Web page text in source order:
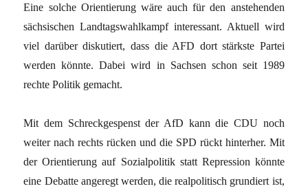
Eine solche Orientierung wäre auch für den anstehenden
sächsischen Landtagswahlkampf interessant. Aktuell wird
viel darüber diskutiert, dass die AFD dort stärkste Partei
werden könnte. Dabei wird in Sachsen schon seit 1989
rechte Politik gemacht.
Mit dem Schreckgespenst der AfD kann die CDU noch
weiter nach rechts rücken und die SPD rückt hinterher. Mit
der Orientierung auf Sozialpolitik statt Repression könnte
eine Debatte angeregt werden, die realpolitisch grundiert ist,